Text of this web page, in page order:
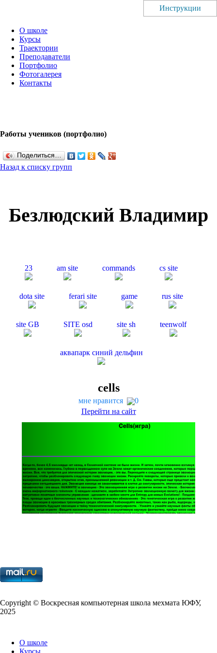
О школе
Курсы
Траектории
Преподаватели
Портфолио
Фотогалерея
Контакты
Работы учеников (портфолио)
Поделиться…
Назад к списку групп
Инструкции
Безлюдский Владимир
23 am site com­mands cs site
dota site fer­ari site game rus site
site GB SITE osd site sh teen­wolf
аквапарк синий дельфин
cells
мне нравится
0
Перейти на сайт
Copy­right © Воскресная компьютерная школа мехмата ЮФУ,
2025
О школе